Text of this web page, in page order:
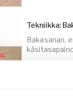
5min
Tekniikka:
Bakasanan,